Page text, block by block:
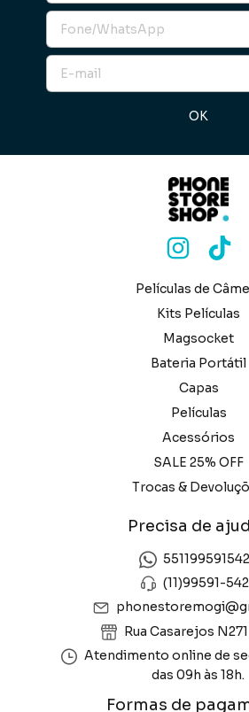
Películas de
Kits Películas
Magsocket
Bateria Portátil
Capas
Películas
Acessórios
SALE 25% OFF
Trocas &
Precisa de
(11)99591-
Rua Casarejos
Atendimento online de
das 09h às 18h.
Formas de